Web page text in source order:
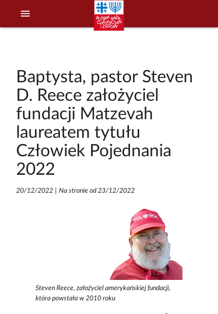
menu
Baptysta, pastor Steven
D. Reece założyciel
fundacji Matzevah
laureatem tytułu
Człowiek Pojednania
2022
20/12/2022| Na stronie od 23/12/2022
Steven Reece, założyciel amerykańskiej fundacji,
która powstała w 2010 roku